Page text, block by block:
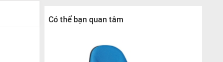
Có thể bạn quan tâm